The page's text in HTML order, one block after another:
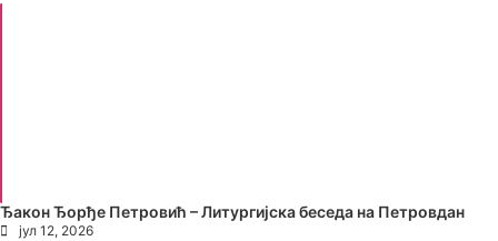
Ђакон Ђорђе Петровић – Литургијска беседа на Петровдан
јул 12, 2026